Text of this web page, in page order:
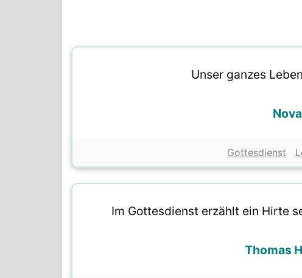
Unser ganzes
Gottesdienst
Im Gottesdienst erzählt ein Hirte
Thomas